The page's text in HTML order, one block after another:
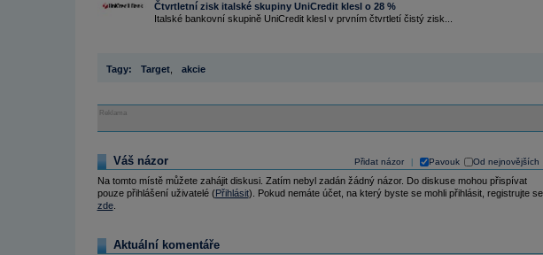
Čtvrtletní zisk italské skupiny UniCredit klesl o 28 %
Italské bankovní skupině UniCredit klesl v prvním čtvrtletí čistý zisk...
Tagy: Target, akcie
Reklama
Přidat názor Pavouk Od nejnovějších
Váš názor
Na tomto místě můžete zahájit diskusi. Zatím nebyl zadán žádný názor. Do diskuse mohou přispívat
pouze přihlášení uživatelé (Přihlásit). Pokud nemáte účet, na který byste se mohli přihlásit, registrujte se
zde.
Aktuální komentáře